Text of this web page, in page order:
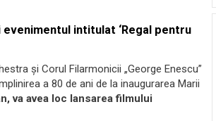
intitulat ‘Regal pentru
şi Corul Filarmonicii „George Enescu”
a 80 de ani de la inaugurarea Marii
va avea loc lansarea filmului